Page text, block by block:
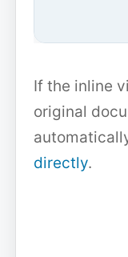
If the inline
original
directly.